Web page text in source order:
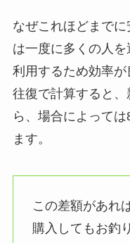
なぜこれほどまで
は一度に多くの人
利用するため効率が
往復で計算すると
ら、場合によって
ます。
この差額があれ
購入してもお釣